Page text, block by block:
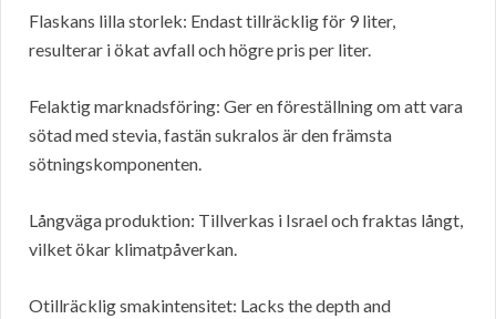
Flaskans lilla storlek: Endast tillräcklig för 9 liter,
resulterar i ökat avfall och högre pris per liter.
Felaktig marknadsföring: Ger en föreställning om att vara
sötad med stevia, fastän sukralos är den främsta
sötningskomponenten.
Långväga produktion: Tillverkas i Israel och fraktas långt,
vilket ökar klimatpåverkan.
Otillräcklig smakintensitet: Lacks the depth and